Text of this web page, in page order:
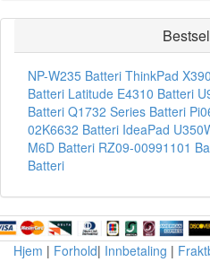
NP-W235 Batteri ThinkPad
Batteri Latitude E4310 Batteri
Batteri Q1732 Series Batteri
02K6632 Batteri IdeaPad
M6D Batteri RZ09-00991101
Batteri
Hjem | Forhold| Innbetaling |